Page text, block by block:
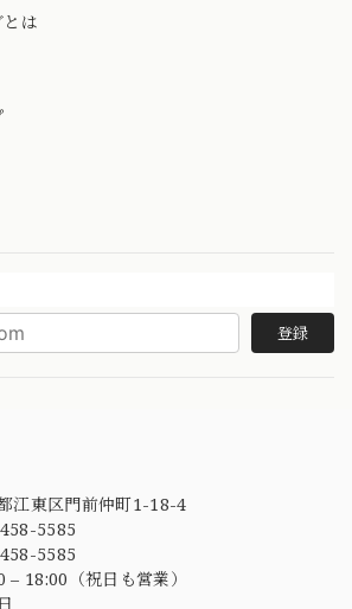
は
登録
江東区門前仲町1-18-4
5585
5585
– 18:00（祝日も営業）